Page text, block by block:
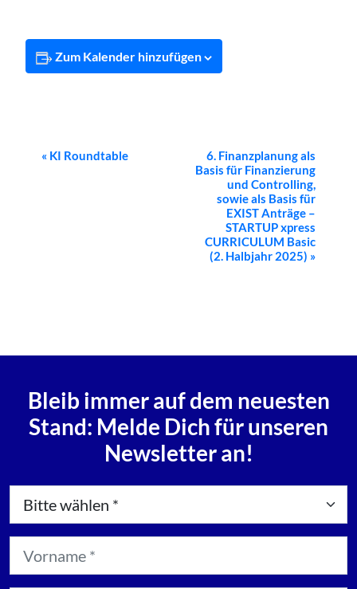
Zum Kalender hinzufügen
Veranstaltung-
« KI Roundtable
6. Finanzplanung als
Basis für Finanzierung
und Controlling,
sowie als Basis für
EXIST Anträge –
STARTUP xpress
CURRICULUM Basic
(2. Halbjahr 2025) »
Bleib immer auf dem neuesten
Stand: Melde Dich für unseren
Newsletter an!